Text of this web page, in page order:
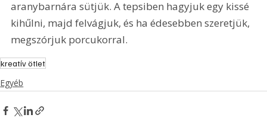
aranybarnára sütjük. A tepsiben hagyjuk egy kissé
kihűlni, majd felvágjuk, és ha édesebben szeretjük,
megszórjuk porcukorral.
kreatív ötlet
Egyéb